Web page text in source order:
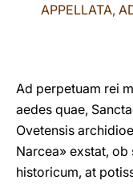
APPELLATA,
Ad perpetuam rei
aedes quae,
Ovetensis
Narcea» exstat,
historicum, at